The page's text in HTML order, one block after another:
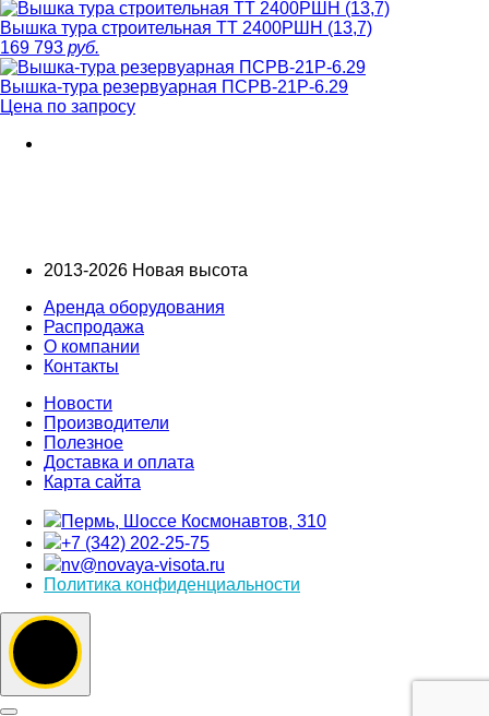
Вышка тура строительная ТТ 2400РШН (13,7)
169 793 руб.
Вышка-тура резервуарная ПСРВ-21Р-6.29
Цена по запросу
2013-2026 Новая высота
Аренда оборудования
Распродажа
О компании
Контакты
Новости
Производители
Полезное
Доставка и оплата
Карта сайта
Пермь, Шоссе Космонавтов, 310
+7 (342) 202-25-75
nv@novaya-visota.ru
Политика конфиденциальности